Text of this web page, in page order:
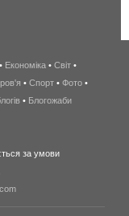
беспроводной
интернет
киев
wimax
в
• Економіка • Світ •
• Спорт • Фото •
• Блогожаби
за умови